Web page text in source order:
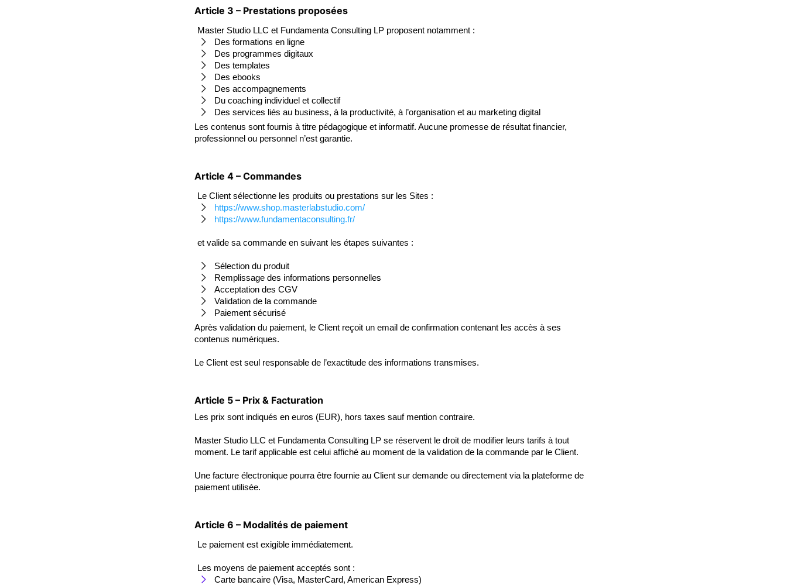
Article 3 – Prestations proposées
Master Studio LLC et Fundamenta Consulting LP proposent notamment :
Des formations en ligne
Des programmes digitaux
Des templates
Des ebooks
Des accompagnements
Du coaching individuel et collectif
Des services liés au business, à la productivité, à l’organisation et au marketing digital
Les contenus sont fournis à titre pédagogique et informatif. Aucune promesse de résultat financier,
professionnel ou personnel n’est garantie.
Article 4 – Commandes
Le Client sélectionne les produits ou prestations sur les Sites :
https://www.shop.masterlabstudio.com/
https://www.fundamentaconsulting.fr/
et valide sa commande en suivant les étapes suivantes :
Sélection du produit
Remplissage des informations personnelles
Acceptation des CGV
Validation de la commande
Paiement sécurisé
Après validation du paiement, le Client reçoit un email de confirmation contenant les accès à ses
contenus numériques.
Le Client est seul responsable de l’exactitude des informations transmises.
Article 5 – Prix & Facturation
Les prix sont indiqués en euros (EUR), hors taxes sauf mention contraire.
Master Studio LLC et Fundamenta Consulting LP se réservent le droit de modifier leurs tarifs à tout
moment. Le tarif applicable est celui affiché au moment de la validation de la commande par le Client.
Une facture électronique pourra être fournie au Client sur demande ou directement via la plateforme de
paiement utilisée.
Article 6 – Modalités de paiement
Le paiement est exigible immédiatement.
Les moyens de paiement acceptés sont :
Carte bancaire (Visa, MasterCard, American Express)